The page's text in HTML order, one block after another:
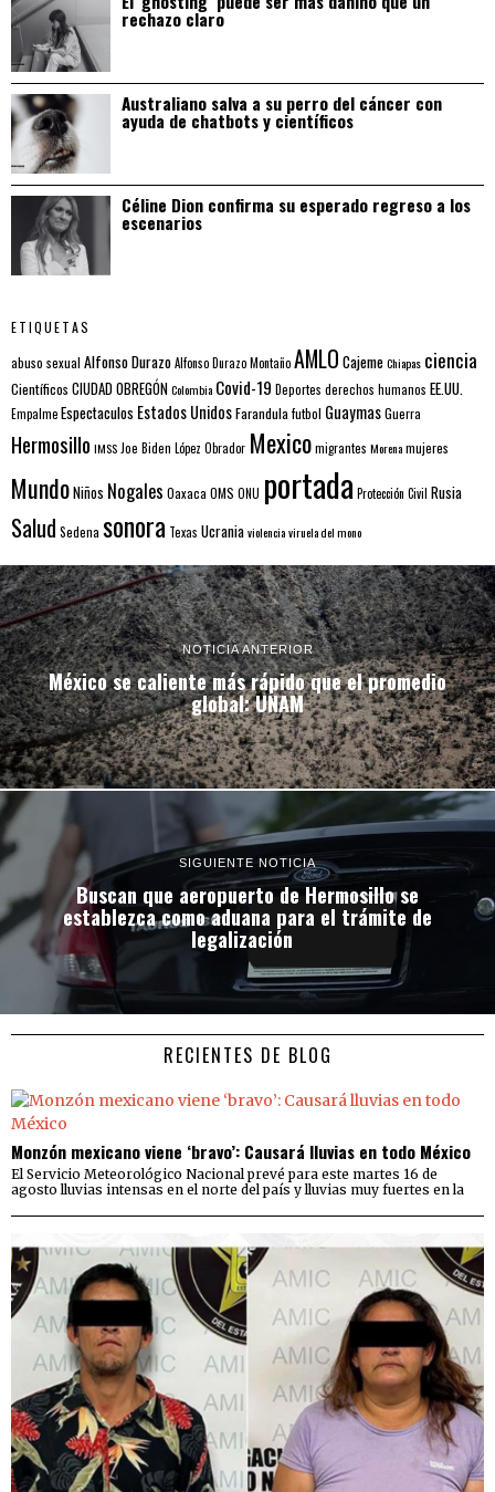
rechazo claro
Australiano salva a su perro del cáncer con
ayuda de chatbots y científicos
Céline Dion confirma su esperado regreso a los
escenarios
ETIQUETAS
abuso sexual Alfonso DurazoAlfonso Durazo MontañoAMLO CajemeChiapas ciencia
Científicos CIUDAD OBREGÓNColombia Covid-19 Deportes derechos humanos EE.UU.
EmpalmeEspectaculos Estados UnidosFarandulafutbol GuaymasGuerra
Hermosillo IMSSJoe Biden López Obrador Mexicomigrantes Morenamujeres
MundoNiños Nogales Oaxaca OMS ONU portada Protección Civil Rusia
Salud Sedena sonora Texas Ucraniaviolenciaviruela del mono
NOTICIA ANTERIOR
México se caliente más rápido que el promedio
global: UNAM
SIGUIENTE NOTICIA
Buscan que aeropuerto de Hermosillo se
establezca como aduana para el trámite de
legalización
RECIENTES DE BLOG
Monzón mexicano viene ‘bravo’: Causará lluvias en todo México
El Servicio Meteorológico Nacional prevé para este martes 16 de
agosto lluvias intensas en el norte del país y lluvias muy fuertes en la